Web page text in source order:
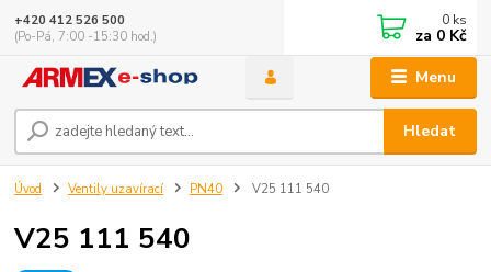
Menu
Hledat
+420 412 526 500
(Po-Pá, 7:00 -15:30 hod.)
0 ks
za 0 Kč
Úvod Ventily uzavírací PN40 V25 111 540
V25 111 540